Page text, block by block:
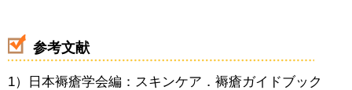
参考文献
1）日本褥瘡学会編：スキンケア．褥瘡ガイドブック